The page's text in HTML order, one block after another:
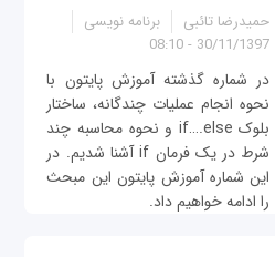
حمیدرضا تائبی
برنامه نویسی
30/11/1397 - 08:10
در شماره گذشته آموزش پایتون با
نحوه انجام عملیات چندگانه، ساختار
بلوک if….else و نحوه محاسبه چند
شرط در یک فرمان if آشنا شدیم. در
این شماره آموزش پایتون این مبحث
را ادامه خواهیم داد.